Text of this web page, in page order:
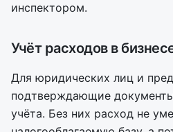
инспектором.
Учёт расходов в
Для юридических лиц и
подтверждающие
учёта. Без них расход не